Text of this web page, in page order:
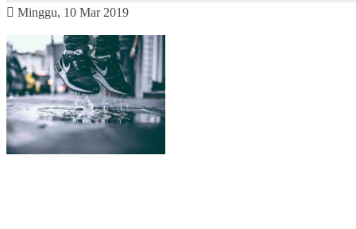
Minggu, 10 Mar 2019